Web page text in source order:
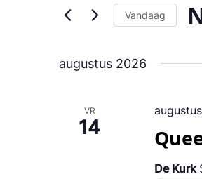
navigatie
voor
Evenementen
keyword.
Vandaag
augustus 2026
VR
14
De Kurk